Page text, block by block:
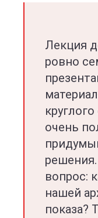
Лекция
ровно
очень
вопрос:
нашей
показа?